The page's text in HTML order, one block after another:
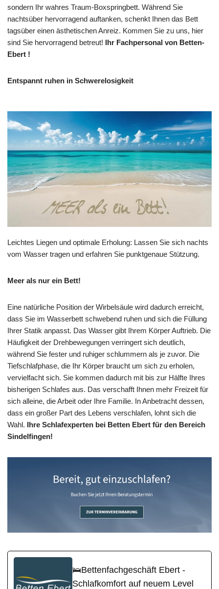
sondern Ihr wahres Traum-Boxspringbett. Während Sie
nachtsüber hervorragend auftanken, schenkt Ihnen das Bett
tagsüber einen ästhetischen Anreiz. Kommen Sie zu uns, hier
sind Sie hervorragend betreut! Ihr Fachpersonal von Betten-
Ebert !
Entspannt ruhen in Schwerelosigkeit
Leichtes Liegen und optimale Erholung: Lassen Sie sich nachts
vom Wasser tragen und erfahren Sie punktgenaue Stützung.
Meer als nur ein Bett!
Eine natürliche Position der Wirbelsäule wird dadurch erreicht,
dass Sie im Wasserbett schwebend ruhen und sich die Füllung
Ihrer Statik anpasst. Das Wasser gibt Ihrem Körper Auftrieb. Die
Häufigkeit der Drehbewegungen verringert sich deutlich,
während Sie fester und ruhiger schlummern als je zuvor. Die
Tiefschlafphase, die Ihr Körper braucht um sich zu erholen,
vervielfacht sich. Sie kommen dadurch mit bis zur Hälfte Ihres
bisherigen Schlafes aus. Das verschafft Ihnen mehr Freizeit für
sich alleine, die Arbeit oder Ihre Familie. In Anbetracht dessen,
dass ein großer Part des Lebens verschlafen, lohnt sich die
Wahl. Ihre Schlafexperten bei Betten Ebert für den Bereich
Sindelfingen!
🛌Bettenfachgeschäft Ebert -
Schlafkomfort auf neuem Level